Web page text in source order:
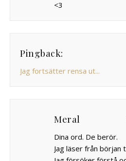
<3
Pingback:
Jag fortsätter rensa ut...
Meral
Dina ord. De berör.
Jag läser från början